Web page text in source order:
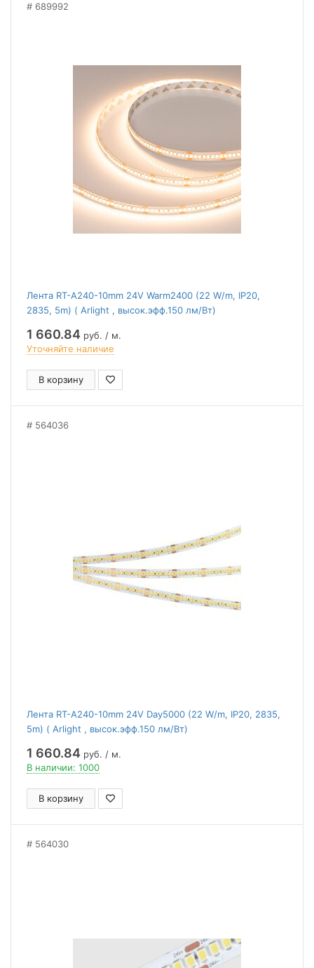
689992
Лента RT-A240-10mm 24V Warm2400 (22 W/m, IP20,
2835, 5m) ( Arlight , высок.эфф.150 лм/Вт)
1 660.84 руб. / м.
Уточняйте наличие
В корзину
564036
Лента RT-A240-10mm 24V Day5000 (22 W/m, IP20, 2835,
5m) ( Arlight , высок.эфф.150 лм/Вт)
1 660.84 руб. / м.
В наличии: 1000
В корзину
564030